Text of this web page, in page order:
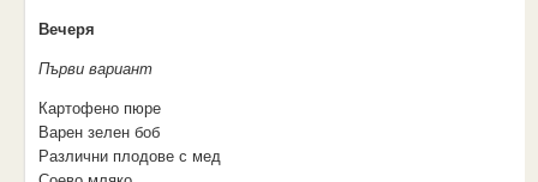
Вечеря
Първи вариант
Картофено пюре
Варен зелен боб
Различни плодове с мед